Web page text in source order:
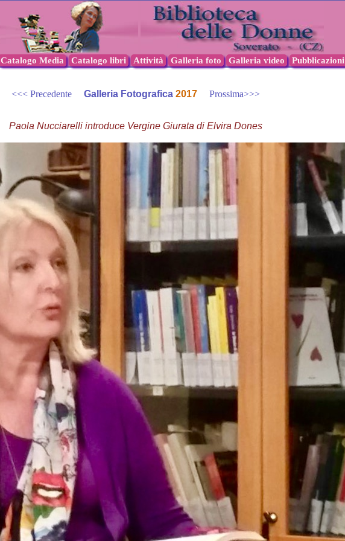
Catalogo Media Catalogo libri Attività Galleria foto Galleria video Pubblicazioni
<<< Precedente Galleria Fotografica 2017 Prossima>>>
Paola Nucciarelli introduce Vergine Giurata di Elvira Dones